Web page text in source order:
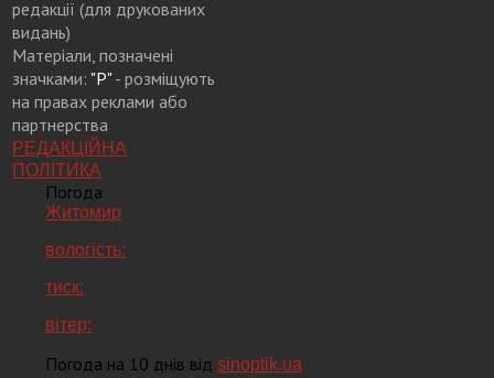
редакції (для друкованих
видань)
Матеріали, позначені
значками: "Р"- розміщують
на правах реклами або
партнерства
РЕДАКЦІЙНА
ПОЛІТИКА
Погода
Житомир
вологість:
тиск:
вітер:
Погода на 10 днів відsinoptik.ua